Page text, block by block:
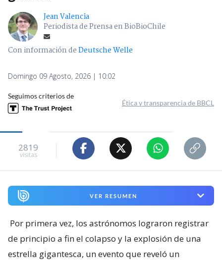
Jean Valencia
Periodista de Prensa en BioBioChile
Con información deDeutsche Welle
Domingo 09 Agosto, 2026 | 10:02
Seguimos criterios de
Ética y transparencia de BBCL
2819
visitas
VER RESUMEN
Por primera vez, los astrónomos lograron registrar
de principio a fin el colapso y la explosión de una
estrella gigantesca, un evento que reveló un